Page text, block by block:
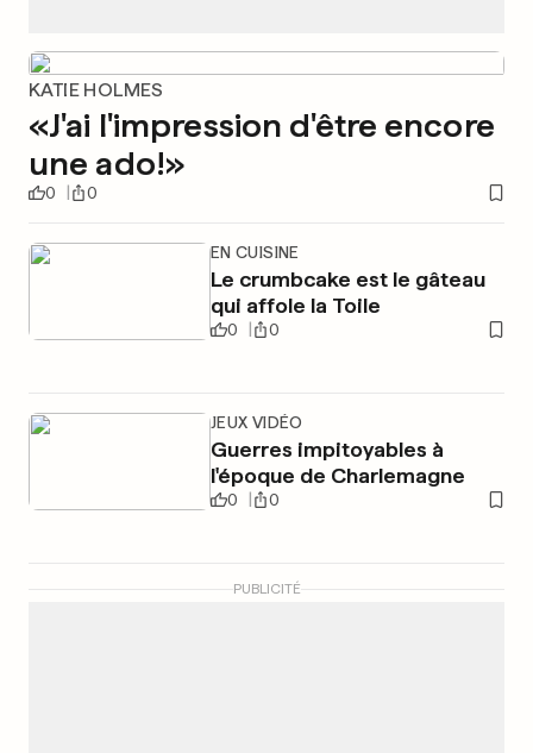
KATIE HOLMES
«J'ai l'impression d'être encore
une ado!»
0 0
EN CUISINE
Le crumbcake est le gâteau
qui affole la Toile
0 0
JEUX VIDÉO
Guerres impitoyables à
l'époque de Charlemagne
0 0
PUBLICITÉ